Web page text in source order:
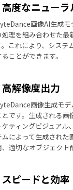
高度なニュー
画像AI生成モ
処理を組み合わせた最
。これにより、システ
ことができます。
高解像度出力
画像生成モデ
とです。生成される画
ティングビジュアル
ムによって生成された
適切なオブジェクト
スピードと効率